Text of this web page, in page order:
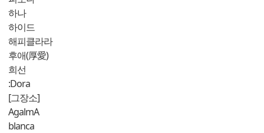
하나
하이드
해피클라라
후애(厚愛)
희선
:Dora
[그장소]
AgalmA
blanca